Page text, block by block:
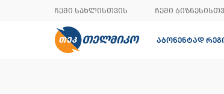
ᲩᲔᲛᲘ ᲡᲐᲮᲚᲘᲡᲗᲕᲘᲡ ᲩᲔᲛᲘ
ᲗᲔᲚᲛᲘᲙᲝ ᲐᲑᲝᲜᲔᲜᲢᲐᲓ